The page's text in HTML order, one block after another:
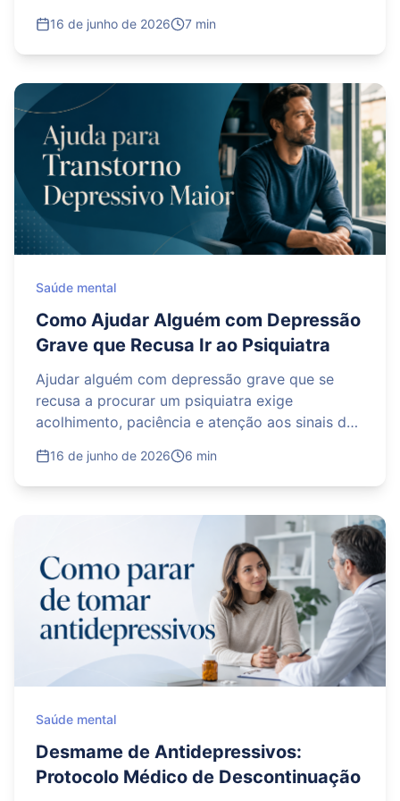
de peso e desconfortos gastrointestinais estão
entre as reações mais relatadas. Em muitos
semanas, mas quando se tornam intensos,
persistentes ou prejudicam a rotina, o
tratamento precisa ser reavaliado. O psiquiatra
pode ajustar a dose, mudar o horário de uso ou
considerar outra medicação. A interrupção por
conta própria não é recomendada.
16 de junho de 2026 7 min
Saúde mental
Como Ajudar Alguém com Depressão
Grave que Recusa Ir ao Psiquiatra
Ajudar alguém com depressão grave que se
recusa a procurar um psiquiatra exige
acolhimento, paciência e atenção aos sinais de
sofrimento, é importante ouvir sem
julgamentos, demonstrar disponibilidade e
acompanhar uma consulta. Caso a pessoa fale
em morte, suicídio, despedidas ou apresente
risco imediato, a prioridade deve ser buscar
atendimento de urgência e não deixá-la
sozinha. O apoio da família é importante, mas
não substitui a avaliação profissional.
16 de junho de 2026 6 min
Saúde mental
Desmame de Antidepressivos:
Protocolo Médico de Descontinuação